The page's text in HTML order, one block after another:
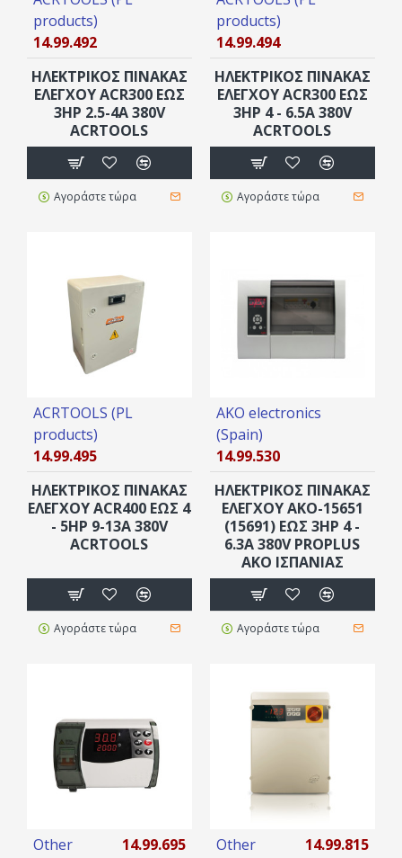
products)
14.99.492
HΛEKΤΡΙΚΟΣ ΠINΑΚΑΣ
ΕΛΕΓΧΟΥ ACR300 ΈΩΣ
3HP 2.5-4A 380V
ACRTOOLS
Αγοράστε τώρα
products)
14.99.494
HΛEKΤΡΙΚΟΣ ΠINΑΚΑΣ
ΕΛΕΓΧΟΥ ACR300 ΈΩΣ
3HP 4 - 6.5Α 380V
ACRTOOLS
Αγοράστε τώρα
ACRTOOLS (PL
products)
14.99.495
HΛEKΤΡΙΚΟΣ ΠINΑΚΑΣ
ΕΛΕΓΧΟΥ ACR400 ΈΩΣ 4
- 5HP 9-13Α 380V
ACRTOOLS
Αγοράστε τώρα
AKO electronics
(Spain)
14.99.530
HΛEKΤΡΙΚΟΣ ΠINΑΚΑΣ
ΕΛΕΓΧΟΥ AKO-15651
(15691) ΈΩΣ 3HP 4 -
6.3A 380V PROPLUS
AKO ΙΣΠΑΝΊΑΣ
Αγοράστε τώρα
Other 14.99.695 Other 14.99.815